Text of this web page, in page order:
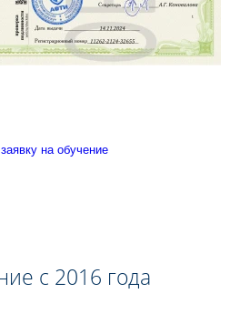
на обучение
с 2016 года